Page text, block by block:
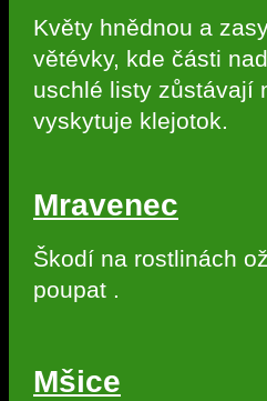
Květy hnědnou a
větévky, kde části
uschlé listy zůstávají
vyskytuje klejotok.
Mravenec
Škodí na rostlinách
poupat .
Mšice